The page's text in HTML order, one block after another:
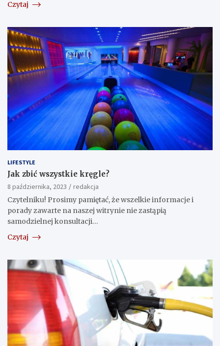
Czytaj
LIFESTYLE
Jak zbić wszystkie kręgle?
8 października, 2023
redakcja
Czytelniku! Prosimy pamiętać, że wszelkie informacje i
porady zawarte na naszej witrynie nie zastąpią
samodzielnej konsultacji…
Czytaj